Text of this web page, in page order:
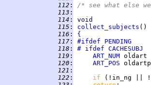
112 :
/* see what else
113 :
114 :
void
115 : collect_subjects
116 :
{
117 : #ifdef
PENDING
118 : # ifdef CACHESUBJ
119 :
ART_NUM
120 :
ART_POS
121 :
122 :
if